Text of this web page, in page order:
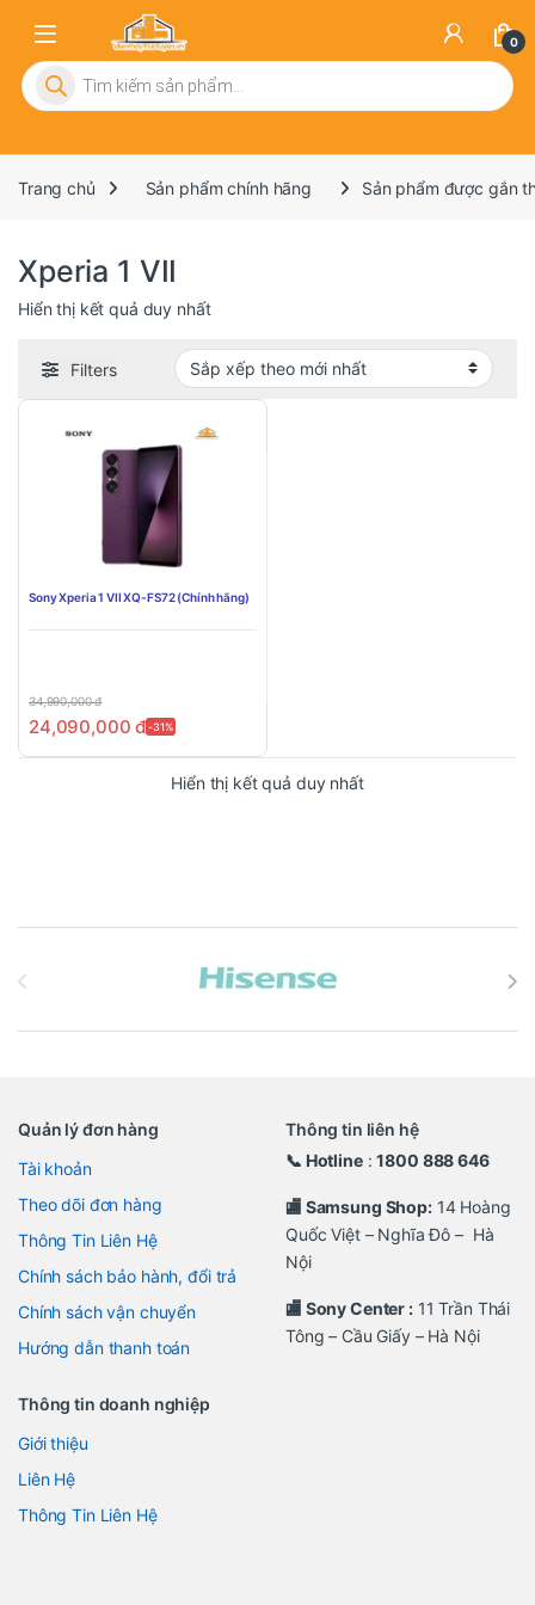
0
Tìm kiếm sản phẩm
Trang chủ Sản phẩm chính hãng Sản phẩm được gắn
Xperia 1 VII
Hiển thị kết quả duy nhất
Filters
Sony Xperia 1 VII XQ-FS72 (Chính hãng)
34,990,000đ
24,090,000đ-31%
Hiển thị kết quả duy nhất
Quản lý đơn hàng
Tài khoản
Theo dõi đơn hàng
Thông Tin Liên Hệ
Chính sách bảo hành, đổi trả
Chính sách vận chuyển
Hướng dẫn thanh toán
Thông tin liên hệ
📞 Hotline:1800 888 646
🏬 Samsung Shop:14 Hoàng
Quốc Việt – Nghĩa Đô – Hà
Nội
🏬 Sony Center :11 Trần Thái
Tông – Cầu Giấy – Hà Nội
Thông tin doanh nghiệp
Giới thiệu
Liên Hệ
Thông Tin Liên Hệ